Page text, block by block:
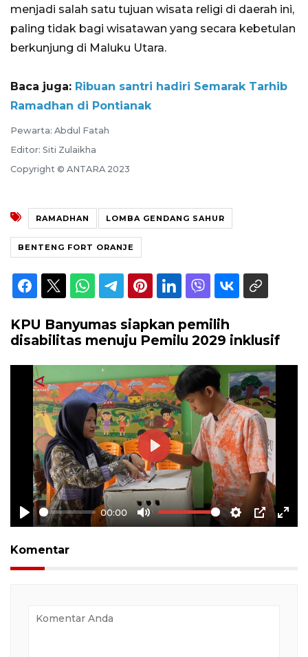
menjadi salah satu tujuan wisata religi di daerah ini,
paling tidak bagi wisatawan yang secara kebetulan
berkunjung di Maluku Utara.
Baca juga: Ribuan santri hadiri Semarak Tarhib
Ramadhan di Pontianak
Pewarta: Abdul Fatah
Editor: Siti Zulaikha
Copyright © ANTARA 2023
RAMADHAN LOMBA GENDANG SAHUR
BENTENG FORT ORANJE
KPU Banyumas siapkan pemilih
disabilitas menuju Pemilu 2029 inklusif
Play
00:00
Mute Settings
PIP
Play
Komentar